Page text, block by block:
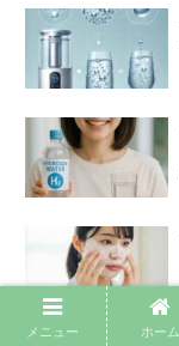
メニュー ホーム